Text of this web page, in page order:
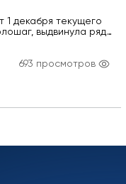
связи с
декабря текущего
выдвинула ряд
учреждения,
693 просмотров